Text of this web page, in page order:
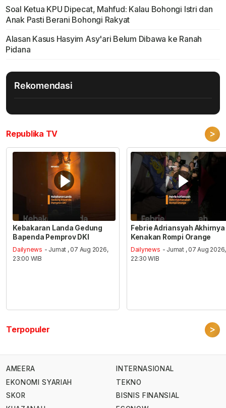
Soal Ketua KPU Dipecat, Mahfud: Kalau Bohongi Istri dan
Anak Pasti Berani Bohongi Rakyat
Alasan Kasus Hasyim Asy'ari Belum Dibawa ke Ranah
Pidana
Rekomendasi
Republika TV >
Kebakaran Landa Gedung
Bapenda Pemprov DKI
Dailynews - Jumat , 07 Aug 2026,
23:00 WIB
Febrie Adriansyah Akhirnya
Kenakan Rompi Orange
Dailynews - Jumat , 07 Aug 2026,
22:30 WIB
Terpopuler >
AMEERA
EKONOMI SYARIAH
SKOR
INTERNASIONAL
TEKNO
BISNIS FINANSIAL